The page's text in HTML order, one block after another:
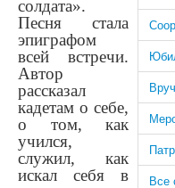
Все
солдата».
Песня стала
эпиграфом
всей встречи.
Автор
рассказал
кадетам о себе,
о том, как
учился,
служил, как
искал себя в